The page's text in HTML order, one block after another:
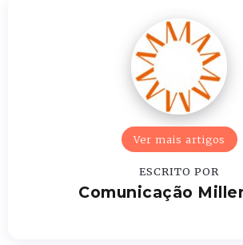
Ver mais artigos
ESCRITO POR
Comunicação